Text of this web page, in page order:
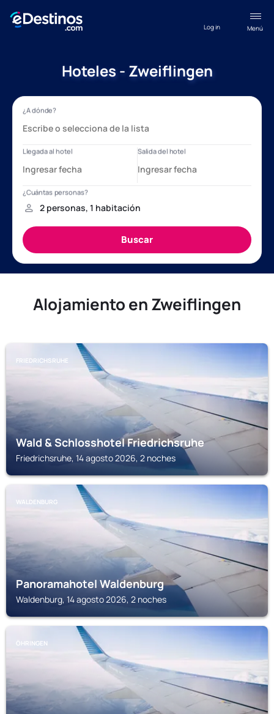
Menú
Log in
Hoteles - Zweiflingen
Alojamiento en Zweiflingen
FRIEDRICHSRUHE
Wald & Schlosshotel Friedrichsruhe
Friedrichsruhe, 14 agosto 2026, 2 noches
WALDENBURG
Panoramahotel Waldenburg
Waldenburg, 14 agosto 2026, 2 noches
ÖHRINGEN